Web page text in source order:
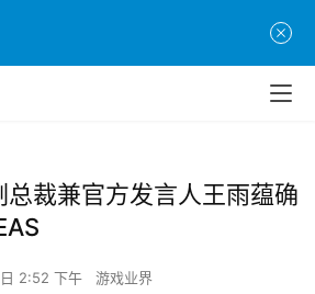
总裁兼官方发言人王雨蕴确
2:52 下午 游戏业界